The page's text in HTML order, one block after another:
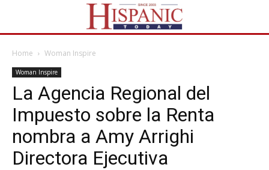
Home Woman Inspire
Woman Inspire
La Agencia Regional del
Impuesto sobre la Renta
nombra a Amy Arrighi
Directora Ejecutiva